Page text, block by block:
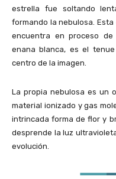
estrella fue soltando
formando la nebulosa.
encuentra en proceso
enana blanca, es el
centro de la imagen.
La propia nebulosa es un
material ionizado y gas
intrincada forma de flor y
desprende la luz
evolución.